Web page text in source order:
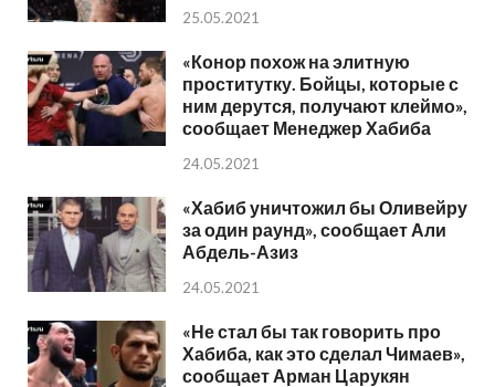
25.05.2021
«Конор похож на элитную
проститутку. Бойцы, которые с
ним дерутся, получают клеймо»,
сообщает Менеджер Хабиба
24.05.2021
«Хабиб уничтожил бы Оливейру
за один раунд», сообщает Али
Абдель-Азиз
24.05.2021
«Не стал бы так говорить про
Хабиба, как это сделал Чимаев»,
сообщает Арман Царукян